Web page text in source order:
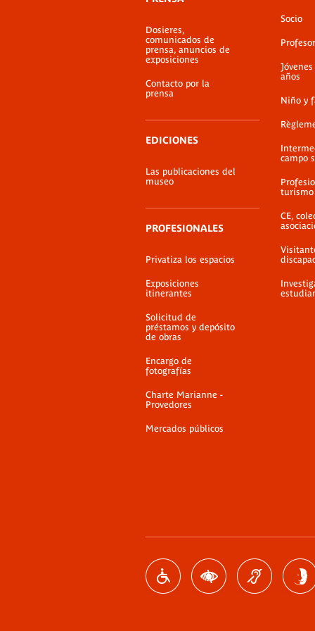
pie
página
Dosieres,
comunicados de
prensa, anuncios de
exposiciones
Contacto por la
prensa
EDICIONES
Las publicaciones del
museo
PROFESIONALES
Privatiza los espacios
Exposiciones
itinerantes
Solicitud de
préstamos y depósito
de obras
Encargo de
fotografías
Charte Marianne -
Provedores
Mercados públicos
Socio
años
Niño y
campo
turismo
CE,